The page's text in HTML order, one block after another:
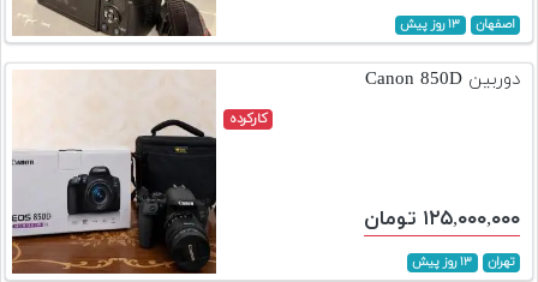
اصفهان ۱۳ روز پیش
دوربین Canon 850D
کارکرده
۱۲۵,۰۰۰,۰۰۰ تومان
تهران ۱۳ روز پیش